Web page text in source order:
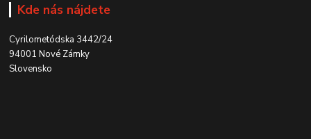
Kde nás nájdete
Cyrilometódska 3442/24
94001 Nové Zámky
Slovensko